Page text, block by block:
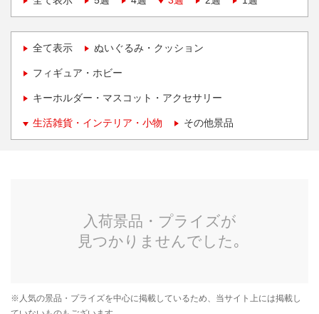
全て表示 ぬいぐるみ・クッション
フィギュア・ホビー
キーホルダー・マスコット・アクセサリー
生活雑貨・インテリア・小物 その他景品